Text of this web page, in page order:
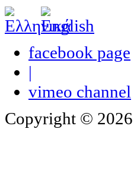
facebook page
|
vimeo channel
Copyright ©